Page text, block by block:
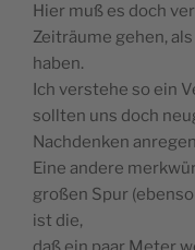
Hier muß es doch
Zeiträume gehen,
haben.
Ich verstehe so ein
sollten uns doch
Nachdenken
Eine andere
großen Spur
ist die,